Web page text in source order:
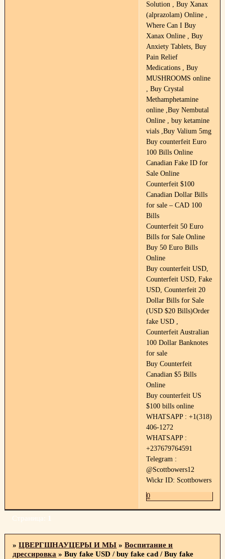
Solution , Buy Xanax
(alprazolam) Online ,
Where Can I Buy
Xanax Online , Buy
Anxiety Tablets, Buy
Pain Relief
Medications , Buy
MUSHROOMS online
, Buy Crystal
Methamphetamine
online ,Buy Nembutal
Online , buy ketamine
vials ,Buy Valium 5mg
Buy counterfeit Euro
100 Bills Online
Canadian Fake ID for
Sale Online
Counterfeit $100
Canadian Dollar Bills
for sale – CAD 100
Bills
Counterfeit 50 Euro
Bills for Sale Online
Buy 50 Euro Bills
Online
Buy counterfeit USD,
Counterfeit USD, Fake
USD, Counterfeit 20
Dollar Bills for Sale
(USD $20 Bills)Order
fake USD ,
Counterfeit Australian
100 Dollar Banknotes
for sale
Buy Counterfeit
Canadian $5 Bills
Online
Buy counterfeit US
$100 bills online
WHATSAPP : +1(318)
406-1272
WHATSAPP :
+237679764591
Telegram :
@Scottbowers12
Wickr ID: Scottbowers
0
Страница: 1
»ЦВЕРГШНАУЦЕРЫ И МЫ »Воспитание и
дрессировка »Buy fake USD / buy fake cad / Buy fake